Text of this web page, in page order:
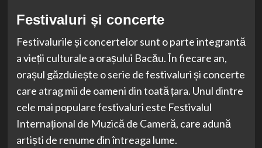
Festivaluri și concerte
Festivalurile și concertelor sunt o parte integrantă
a vieții culturale a orașului Bacău. În fiecare an,
orașul găzduiește o serie de festivaluri și concerte
care atrag mii de oameni din toată țara. Unul dintre
cele mai populare festivaluri este Festivalul
Internațional de Muzică de Cameră, care adună
artiști de renume din întreaga lume.